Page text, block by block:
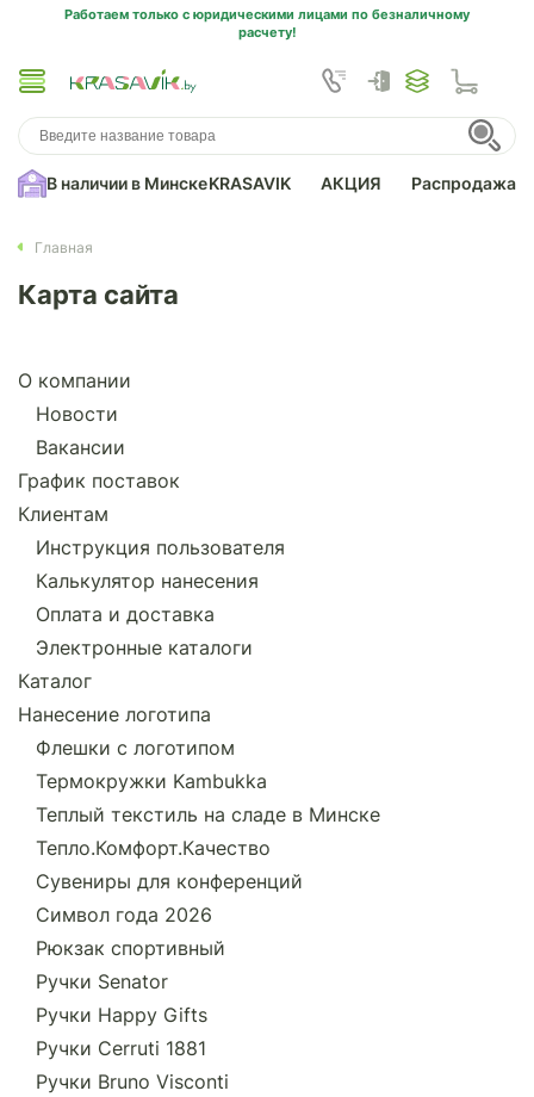
Работаем только с юридическими лицами по безналичному
расчету!
В наличии в МинскеKRASAVIK АКЦИЯ Распродажа
Главная
Карта сайта
О компании
Новости
Вакансии
График поставок
Клиентам
Инструкция пользователя
Калькулятор нанесения
Оплата и доставка
Электронные каталоги
Каталог
Нанесение логотипа
Флешки с логотипом
Термокружки Kambukka
Теплый текстиль на сладе в Минске
Тепло.Комфорт.Качество
Сувениры для конференций
Символ года 2026
Рюкзак спортивный
Ручки Senator
Ручки Happy Gifts
Ручки Cerruti 1881
Ручки Bruno Visconti